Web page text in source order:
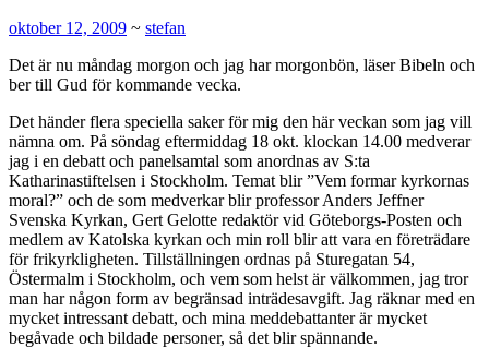
oktober 12, 2009 ~ stefan
Det är nu måndag morgon och jag har morgonbön, läser Bibeln och
ber till Gud för kommande vecka.
Det händer flera speciella saker för mig den här veckan som jag vill
nämna om. På söndag eftermiddag 18 okt. klockan 14.00 medverar
jag i en debatt och panelsamtal som anordnas av S:ta
Katharinastiftelsen i Stockholm. Temat blir ”Vem formar kyrkornas
moral?” och de som medverkar blir professor Anders Jeffner
Svenska Kyrkan, Gert Gelotte redaktör vid Göteborgs-Posten och
medlem av Katolska kyrkan och min roll blir att vara en företrädare
för frikyrkligheten. Tillställningen ordnas på Sturegatan 54,
Östermalm i Stockholm, och vem som helst är välkommen, jag tror
man har någon form av begränsad inträdesavgift. Jag räknar med en
mycket intressant debatt, och mina meddebattanter är mycket
begåvade och bildade personer, så det blir spännande.